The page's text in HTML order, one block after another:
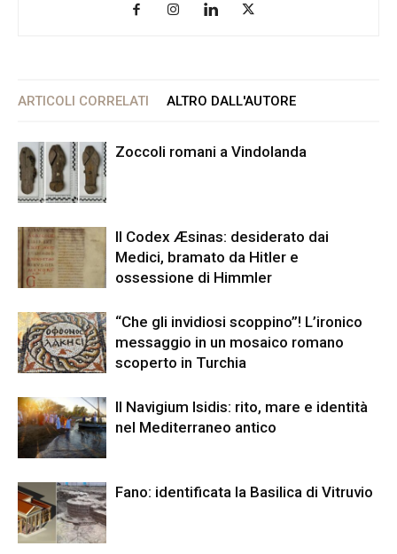
ARTICOLI CORRELATI ALTRO DALL'AUTORE
Zoccoli romani a Vindolanda
Il Codex Æsinas: desiderato dai
Medici, bramato da Hitler e
ossessione di Himmler
“Che gli invidiosi scoppino”! L’ironico
messaggio in un mosaico romano
scoperto in Turchia
Il Navigium Isidis: rito, mare e identità
nel Mediterraneo antico
Fano: identificata la Basilica di Vitruvio